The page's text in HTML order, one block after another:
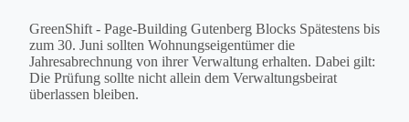
GreenShift - Page-Building Gutenberg Blocks Spätestens bis
zum 30. Juni sollten Wohnungseigentümer die
Jahresabrechnung von ihrer Verwaltung erhalten. Dabei gilt:
Die Prüfung sollte nicht allein dem Verwaltungsbeirat
überlassen bleiben.